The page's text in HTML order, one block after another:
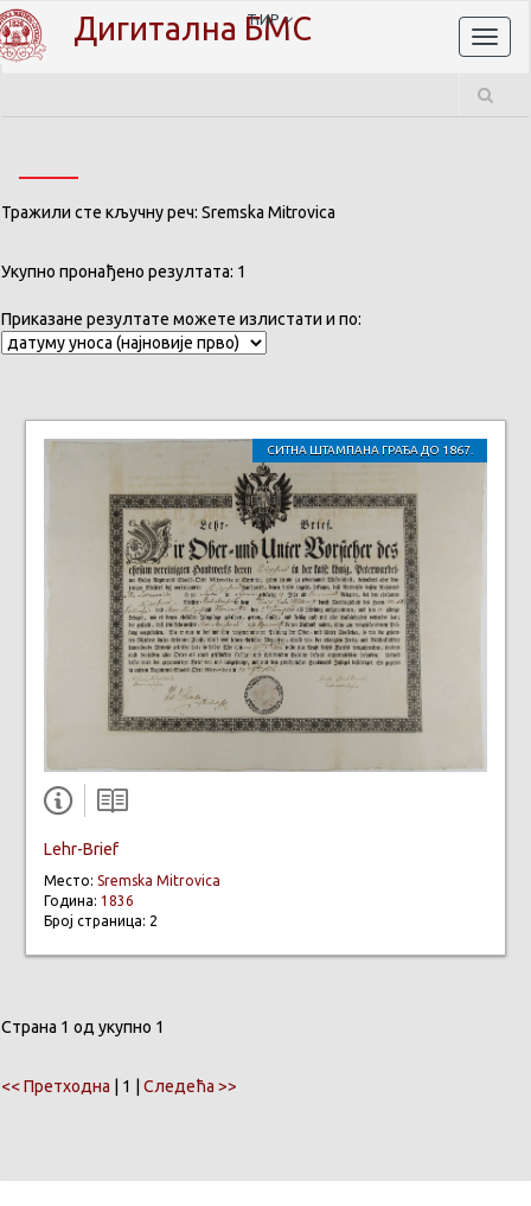
Дигитална БМС
ЋИР
Тражили сте кључну реч: Sremska Mitrovica
Укупно пронађено резултата: 1
Приказане резултате можете излистати и по:
СИТНА ШТАМПАНА ГРАЂА ДО 1867.
Lehr-Brief
Место: Sremska Mitrovica
Година: 1836
Број страница: 2
Страна 1 од укупно 1
<< Претходна | 1 | Следећа >>